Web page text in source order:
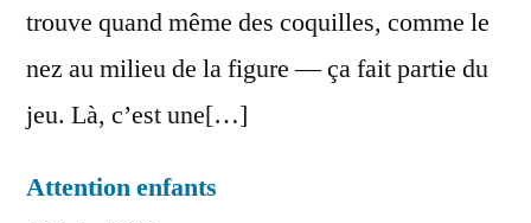
trouve quand même des coquilles, comme le
nez au milieu de la figure — ça fait partie du
jeu. Là, c’est une[…]
Attention enfants